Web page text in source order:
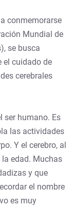
conmemorarse
Mundial de
se busca
el cuidado de
cerebrales
ser humano. Es
las actividades
Y el cerebro, al
edad. Muchas
y que
el nombre
es muy